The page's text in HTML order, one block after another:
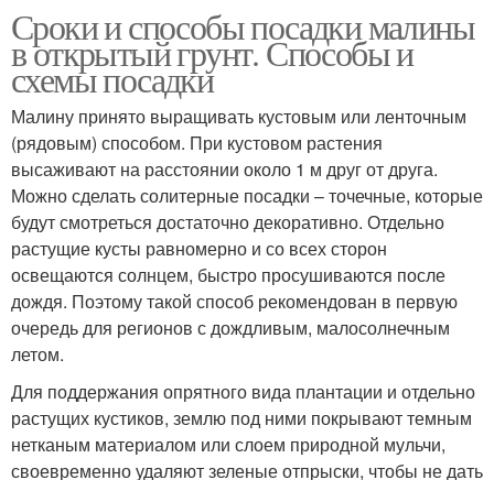
Сроки и способы посадки малины
в открытый грунт. Способы и
схемы посадки
Малину принято выращивать кустовым или ленточным
(рядовым) способом. При кустовом растения
высаживают на расстоянии около 1 м друг от друга.
Можно сделать солитерные посадки – точечные, которые
будут смотреться достаточно декоративно. Отдельно
растущие кусты равномерно и со всех сторон
освещаются солнцем, быстро просушиваются после
дождя. Поэтому такой способ рекомендован в первую
очередь для регионов с дождливым, малосолнечным
летом.
Для поддержания опрятного вида плантации и отдельно
растущих кустиков, землю под ними покрывают темным
нетканым материалом или слоем природной мульчи,
своевременно удаляют зеленые отпрыски, чтобы не дать